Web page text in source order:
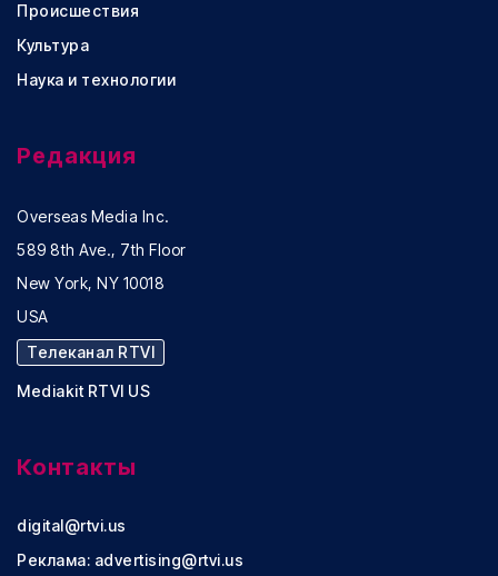
Происшествия
Культура
Наука и технологии
Редакция
Overseas Media Inc.
589 8th Ave., 7th Floor
New York, NY 10018
USA
Телеканал RTVI
Mediakit RTVI US
Контакты
digital@rtvi.us
Реклама: advertising@rtvi.us